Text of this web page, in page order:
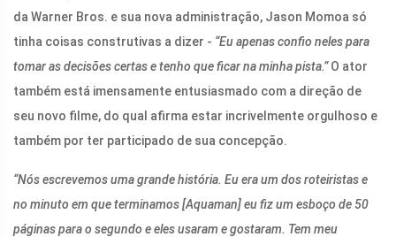
da Warner Bros. e sua nova administração, Jason Momoa só
tinha coisas construtivas a dizer - “Eu apenas confio neles para
tomar as decisões certas e tenho que ficar na minha pista.”O ator
também está imensamente entusiasmado com a direção de
seu novo filme, do qual afirma estar incrivelmente orgulhoso e
também por ter participado de sua concepção.
“Nós escrevemos uma grande história. Eu era um dos roteiristas e
no minuto em que terminamos [Aquaman] eu fiz um esboço de 50
páginas para o segundo e eles usaram e gostaram. Tem meu